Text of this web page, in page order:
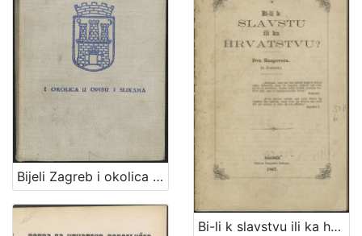
Bijeli Zagreb i okolica u opisu i slikama : sa malim rječnikom, praktičnim uputama, planom grada Zagreba i željezničkom kartom
Bi-li k slavstvu ili ka hrvatstvu? : dva razgovora